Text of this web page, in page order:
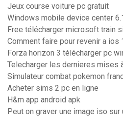
Jeux course voiture pc gratuit
Windows mobile device center
Free télécharger microsoft train
Comment faire pour revenir a ios
Forza horizon 3 télécharger pc
Telecharger les dernieres mises
Simulateur combat pokemon
Acheter sims 2 pc en ligne
H&m app android apk
Peut on graver une image iso sur